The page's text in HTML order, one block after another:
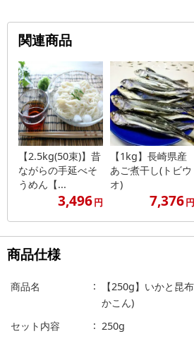
関連商品
【2.5kg(50束)】昔
ながらの手延べそ
うめん【...
3,496円
【1kg】長崎県産
あご煮干し(トビウ
オ)
7,376円
商品仕様
商品名
【250g】いかと昆
かこん)
セット内容
250g